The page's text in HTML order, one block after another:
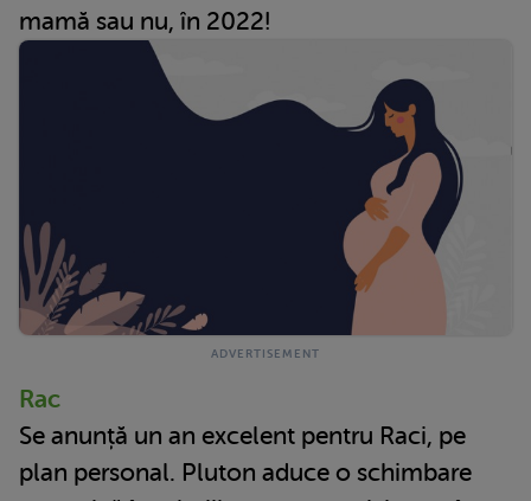
mamă sau nu, în 2022!
Rac
Se anunță un an excelent pentru Raci, pe
plan personal. Pluton aduce o schimbare